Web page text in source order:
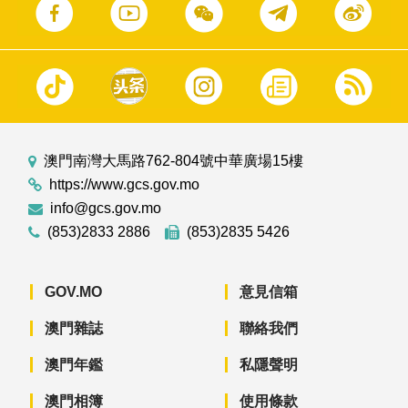
澳門南灣大馬路762-804號中華廣場15樓
https://www.gcs.gov.mo
info@gcs.gov.mo
(853)2833 2886
(853)2835 5426
GOV.MO
澳門雜誌
澳門年鑑
澳門相簿
意見信箱
聯絡我們
私隱聲明
使用條款